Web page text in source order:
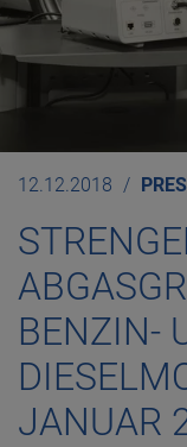
12.12.2018
BENZIN-
JANUAR